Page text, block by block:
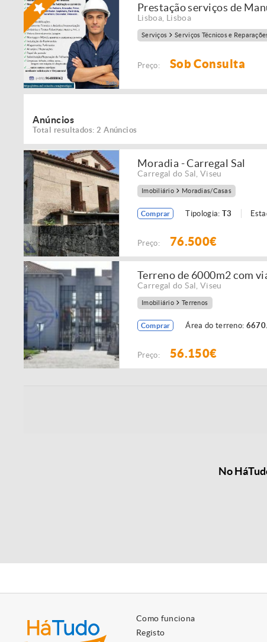
Prestação serviços de
Lisboa Lisboa
Serviços Serviços Técnicos e
Preço: Sob Consulta
Anúncios
Total resultados: 2 Anúncios
Moradia - Carregal Sal
Carregal do Sal Viseu
Imobiliário Moradias/Casas
Comprar Tipologia: T3
Preço: 76.500€
Terreno de 6000m2 com
Carregal do Sal Viseu
Imobiliário Terrenos
Comprar Área do terreno:
Preço: 56.150€
No
Como funciona
Registo